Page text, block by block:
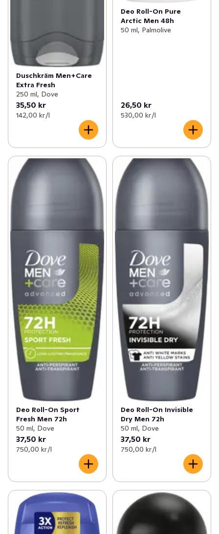
Duschkräm Men+Care
Extra Fresh
250 ml, Dove
35,50 kr
142,00 kr /l
Deo Roll-On Pure
Arctic Men 48h
50 ml, Palmolive
26,50 kr
530,00 kr /l
Deo Roll-On Sport
Fresh Men 72h
50 ml, Dove
37,50 kr
750,00 kr /l
Deo Roll-On Invisible
Dry Men 72h
50 ml, Dove
37,50 kr
750,00 kr /l